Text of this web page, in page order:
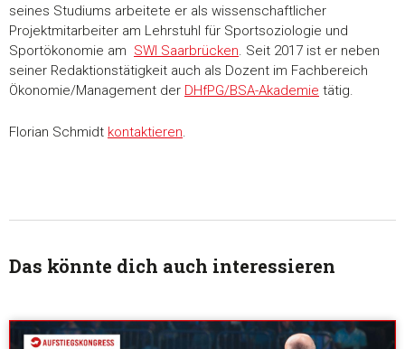
seines Studiums arbeitete er als wissenschaftlicher
Projektmitarbeiter am Lehrstuhl für Sportsoziologie und
Sportökonomie am SWI Saarbrücken . Seit 2017 ist er neben
seiner Redaktionstätigkeit auch als Dozent im Fachbereich
Ökonomie/Management der DHfPG/BSA-Akademie tätig.
Florian Schmidt kontaktieren.
Das könnte dich auch interessieren